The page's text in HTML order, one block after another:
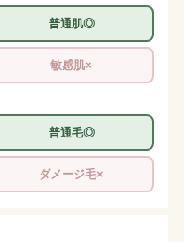
普通肌◎
敏感肌×
普通毛◎
ダメージ毛×